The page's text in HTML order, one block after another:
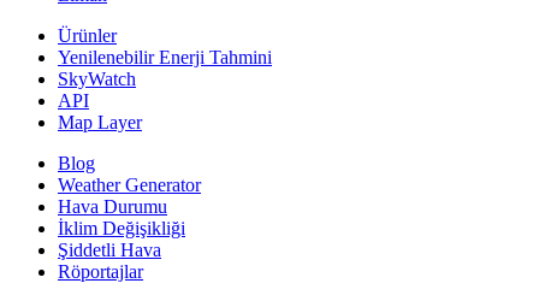
Ürünler
Yenilenebilir Enerji Tahmini
SkyWatch
API
Map Layer
Blog
Weather Generator
Hava Durumu
İklim Değişikliği
Şiddetli Hava
Röportajlar